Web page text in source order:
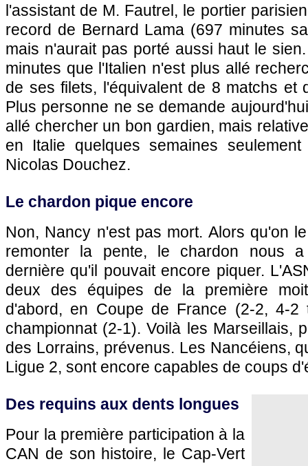
l'assistant de M. Fautrel, le portier
record de Bernard Lama (697 minutes
mais n'aurait pas porté aussi haut le
minutes que l'Italien n'est plus allé
de ses filets, l'équivalent de 8 matchs et
Plus personne ne se demande
allé chercher un bon gardien, mais
en Italie quelques semaines
Nicolas Douchez.
Le chardon pique encore
Non, Nancy n'est pas mort. Alors qu'on
remonter la pente, le chardon nous
dernière qu'il pouvait encore piquer.
deux des équipes de la première
d'abord, en Coupe de France (2-2, 4-2
championnat (2-1). Voilà les Marseillais,
des Lorrains, prévenus. Les Nancéiens,
Ligue 2, sont encore capables de coups
Des requins aux dents longues
Pour la première participation à la
CAN de son histoire, le Cap-Vert